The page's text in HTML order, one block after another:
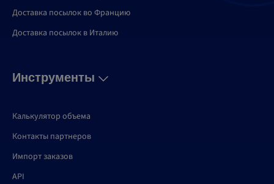
Доставка посылок во Францию
Доставка посылок в Италию
Инструменты
Калькулятор объема
Контакты партнеров
Импорт заказов
API